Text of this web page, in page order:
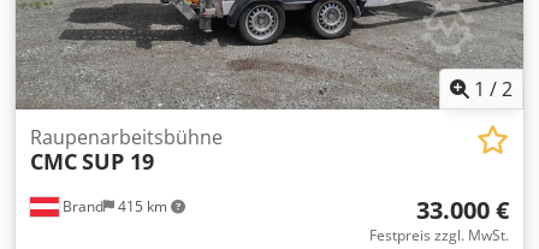
weitere Informationen zu erhalten.
1 /2
Brand 415 km
Raupenarbeitsbühne
CMCSUP 19
33.000 €
Festpreis zzgl. MwSt.